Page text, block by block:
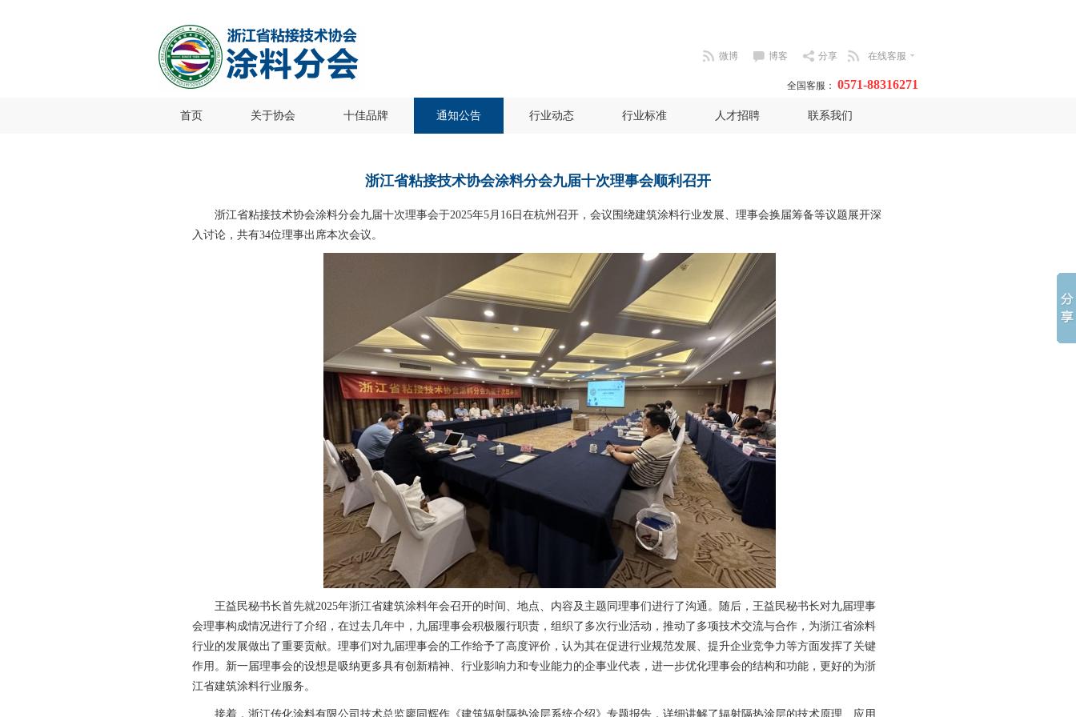
微博 博客 分享 在线客服
全国客服： 0571-88316271
首页 关于协会 十佳品牌 通知公告 行业动态 行业标准 人才招聘 联系我们
浙江省粘接技术协会涂料分会九届十次理事会顺利召开
浙江省粘接技术协会涂料分会九届十次理事会于2025年5月16日在杭州召开，会议围绕建筑涂料行业发展、理事会换届筹备等议题展开深
入讨论，共有34位理事出席本次会议。
王益民秘书长首先就2025年浙江省建筑涂料年会召开的时间、地点、内容及主题同理事们进行了沟通。随后，王益民秘书长对九届理事
会理事构成情况进行了介绍，在过去几年中，九届理事会积极履行职责，组织了多次行业活动，推动了多项技术交流与合作，为浙江省涂料
行业的发展做出了重要贡献。理事们对九届理事会的工作给予了高度评价，认为其在促进行业规范发展、提升企业竞争力等方面发挥了关键
作用。新一届理事会的设想是吸纳更多具有创新精神、行业影响力和专业能力的企事业代表，进一步优化理事会的结构和功能，更好的为浙
江省建筑涂料行业服务。
接着，浙江传化涂料有限公司技术总监廖同辉作《建筑辐射隔热涂层系统介绍》专题报告，详细讲解了辐射隔热涂层的技术原理、应用